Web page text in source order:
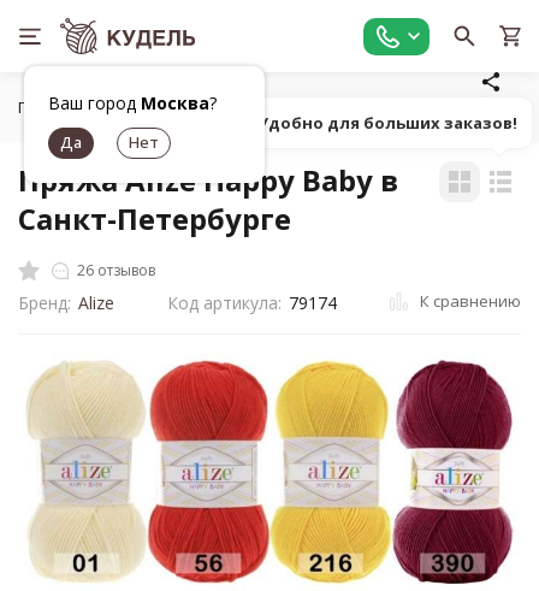
Ваш город Москва?
Главная Все для вязания
Пряжа Alize Happy Baby в
Санкт-Петербурге
26 отзывов
Бренд: Alize Код артикула: 79174 К сравнению
Попробуй! Удобно для больших заказов!